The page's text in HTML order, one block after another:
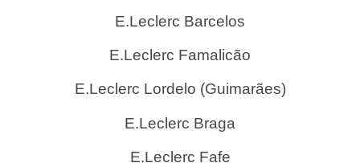
E.Leclerc Barcelos
E.Leclerc Famalicão
E.Leclerc Lordelo (Guimarães)
E.Leclerc Braga
E.Leclerc Fafe